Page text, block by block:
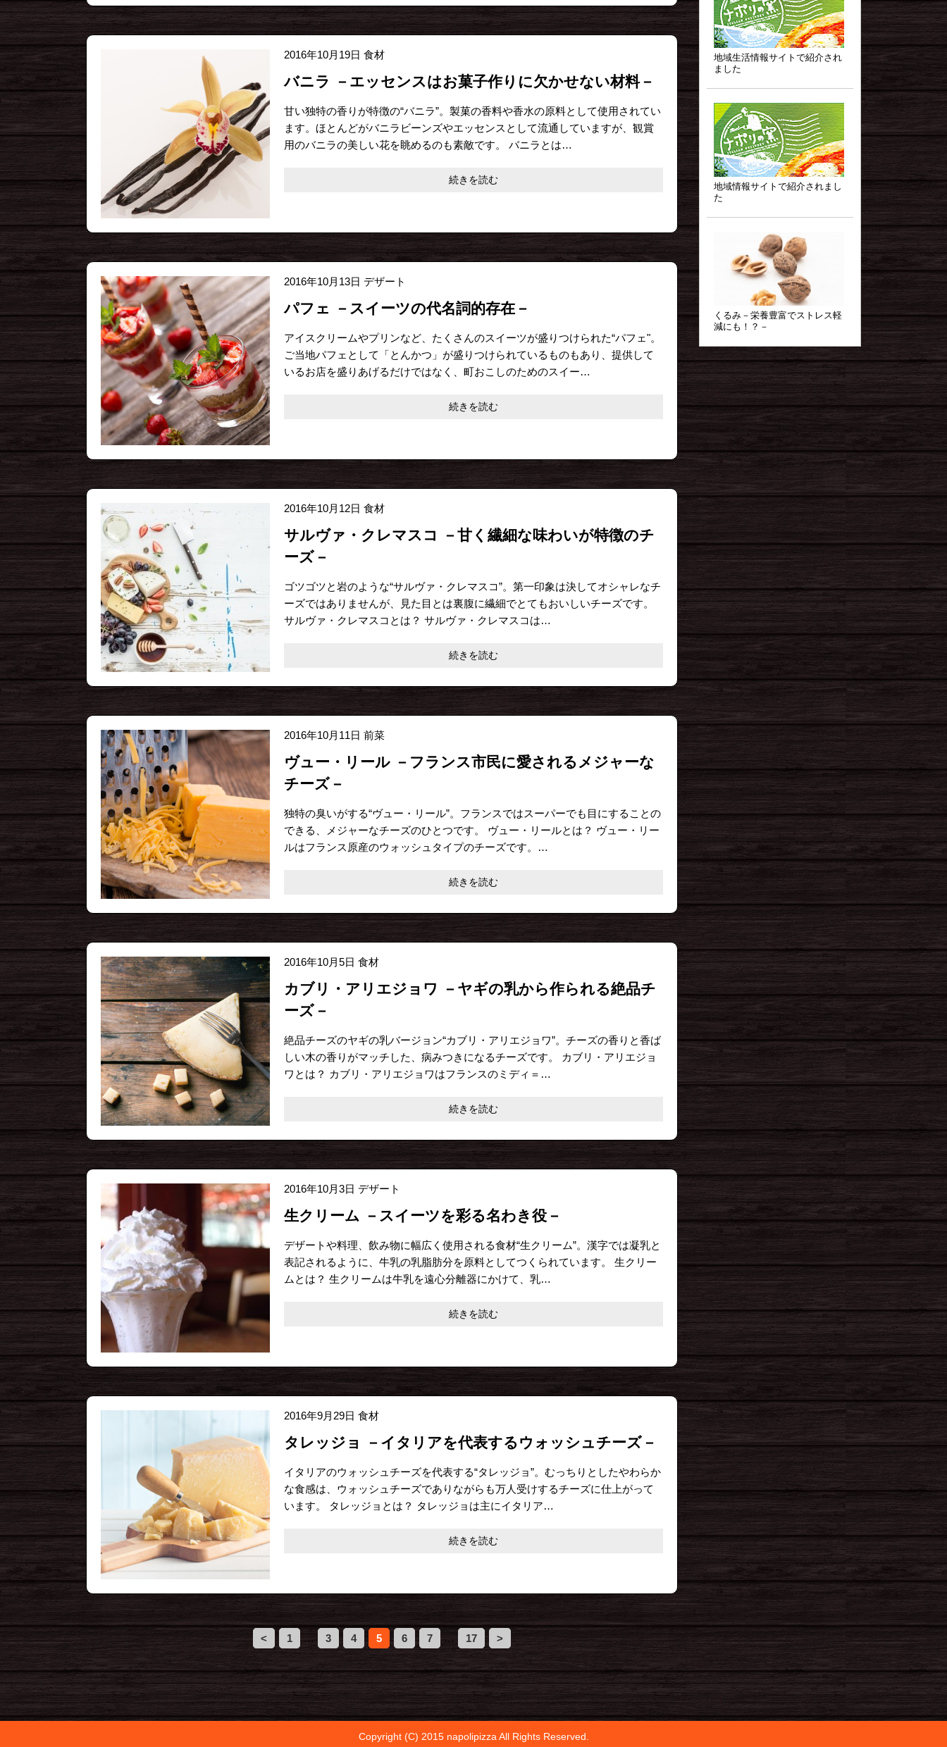
2016年10月19日 食材
バニラ －エッセンスはお菓子作りに欠かせない材料－
甘い独特の香りが特徴の“バニラ”。製菓の香料や香水の原料として使用されてい
ます。ほとんどがバニラビーンズやエッセンスとして流通していますが、観賞
用のバニラの美しい花を眺めるのも素敵です。 バニラとは…
続きを読む
2016年10月13日 デザート
パフェ －スイーツの代名詞的存在－
アイスクリームやプリンなど、たくさんのスイーツが盛りつけられた“パフェ"。
ご当地パフェとして「とんかつ」が盛りつけられているものもあり、提供して
いるお店を盛りあげるだけではなく、町おこしのためのスイー…
続きを読む
2016年10月12日 食材
サルヴァ・クレマスコ －甘く繊細な味わいが特徴のチ
ーズ－
ゴツゴツと岩のような“サルヴァ・クレマスコ”。第一印象は決してオシャレなチ
ーズではありませんが、見た目とは裏腹に繊細でとてもおいしいチーズです。
サルヴァ・クレマスコとは？ サルヴァ・クレマスコは…
続きを読む
2016年10月11日 前菜
ヴュー・リール －フランス市民に愛されるメジャーな
チーズ－
独特の臭いがする“ヴュー・リール”。フランスではスーパーでも目にすることの
できる、メジャーなチーズのひとつです。 ヴュー・リールとは？ ヴュー・リー
ルはフランス原産のウォッシュタイプのチーズです。…
続きを読む
2016年10月5日 食材
カブリ・アリエジョワ －ヤギの乳から作られる絶品チ
ーズ－
絶品チーズのヤギの乳バージョン“カブリ・アリエジョワ”。チーズの香りと香ば
しい木の香りがマッチした、病みつきになるチーズです。 カブリ・アリエジョ
ワとは？ カブリ・アリエジョワはフランスのミディ＝…
続きを読む
2016年10月3日 デザート
生クリーム －スイーツを彩る名わき役－
デザートや料理、飲み物に幅広く使用される食材“生クリーム”。漢字では凝乳と
表記されるように、牛乳の乳脂肪分を原料としてつくられています。 生クリー
ムとは？ 生クリームは牛乳を遠心分離器にかけて、乳…
続きを読む
2016年9月29日 食材
タレッジョ －イタリアを代表するウォッシュチーズ－
イタリアのウォッシュチーズを代表する“タレッジョ”。むっちりとしたやわらか
な食感は、ウォッシュチーズでありながらも万人受けするチーズに仕上がって
います。 タレッジョとは？ タレッジョは主にイタリア…
続きを読む
< 1 … 3 4 5 6 7 … 17 >
地域生活情報サイトで紹介され
ました
地域情報サイトで紹介されまし
た
くるみ－栄養豊富でストレス軽
減にも！？－
Copyright (C) 2015 napolipizza All Rights Reserved.